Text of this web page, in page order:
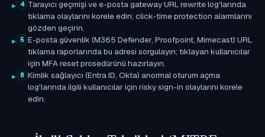
4 Tarayıcı geçmişi ve e-posta gateway URL rewrite log'larında
tıklama olaylarını korele edin; click-time protection alarmlarını
gözden geçirin.
5 E-posta güvenlik (M365 Defender, Proofpoint, Mimecast) URL
tıklama raporlarında bu adresi sorgulayın; tıklayan kullanıcılar
için MFA reset prosedürünü hazırlayın.
6 Kimlik sağlayıcı (Entra ID, Okta) anormal oturum açma
log'larında ilgili kullanıcılar için risky sign-in olaylarını korele
edin.